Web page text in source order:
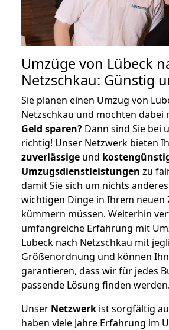
Umzüge von Lübeck
Netzschkau: Günstig
Sie planen einen Umzug von
Netzschkau und möchten dabei
Geld sparen? Dann sind Sie bei
richtig! Unser Netzwerk bieten
zuverlässige und
Umzugsdienstleistungen zu
damit Sie sich um nichts
wichtigen Dinge in Ihrem neuen
kümmern müssen. Weiterhin
umfangreiche Erfahrung mit
Lübeck nach Netzschkau mit
Größenordnung und können
garantieren, dass wir für jedes
passende Lösung finden werden.
Unser Netzwerk ist sorgfältig
haben viele Jahre Erfahrung im